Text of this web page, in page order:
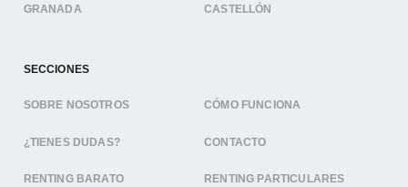
GRANADA CASTELLÓN
SECCIONES
SOBRE NOSOTROS CÓMO FUNCIONA
¿TIENES DUDAS? CONTACTO
RENTING BARATO RENTING PARTICULARES